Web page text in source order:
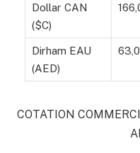
Dollar CAN
($C)
Dirham EAU
(AED)
COTATION